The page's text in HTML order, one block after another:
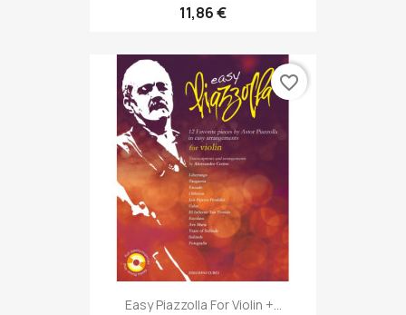
11,86 €
Easy Piazzolla For Violin +...
favorite_border